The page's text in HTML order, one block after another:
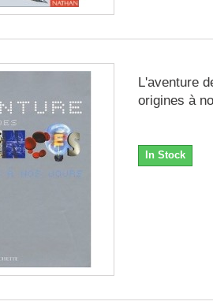
L'aventure
origines à
In Stock